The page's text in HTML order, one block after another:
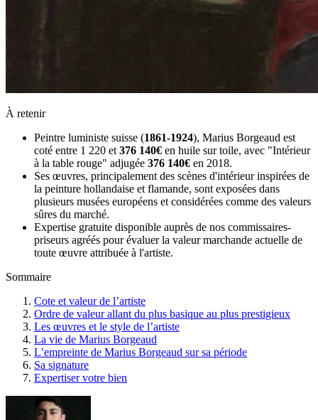
À retenir
Peintre luministe suisse (1861-1924), Marius Borgeaud est
coté entre 1 220 et 376 140€ en huile sur toile, avec "Intérieur
à la table rouge" adjugée 376 140€ en 2018.
Ses œuvres, principalement des scènes d'intérieur inspirées de
la peinture hollandaise et flamande, sont exposées dans
plusieurs musées européens et considérées comme des valeurs
sûres du marché.
Expertise gratuite disponible auprès de nos commissaires-
priseurs agréés pour évaluer la valeur marchande actuelle de
toute œuvre attribuée à l'artiste.
Sommaire
Cote et valeur de l’artiste
Ordre de valeur allant du plus basique au plus prestigieux
Les œuvres et le style de l’artiste
La vie de Marius Borgeaud
L’empreinte de Marius Borgeaud sur sa période
Sa signature
Expertiser votre bien